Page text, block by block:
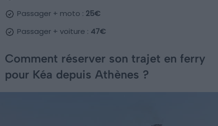
Passager + moto : 25€
Passager + voiture : 47€
Comment réserver son trajet en ferry
pour Kéa depuis Athènes ?